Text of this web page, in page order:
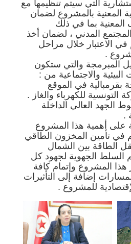
التي سيتم تنظيمها مع
المعنية بالمشروع لضمان
بما في ذلك
المدني ، لضمان أخذ
في الاعتبار خلال مراحل
.
المبرمجة والتي ستكون
البيئية والاجتماعية من :
في الموقع
التونسية للكهرباء والغاز .
الجهد العالي الداخلة
.
على أهمية هذا المشروع
في تأمين المخزون الطاقي
الطاقة بين الشمال
السلط الجهوية لجهود كل
هذا المشروع وإتمام كافة
إضافة إلى التأثيرات
للمشروع .